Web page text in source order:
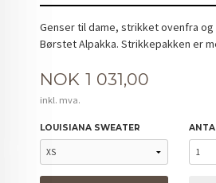
Genser til dame, strikket ovenfra
Børstet Alpakka. Strikkepakken er
Pris
NOK 1 031,00
inkl. mva.
LOUISIANA SWEATER